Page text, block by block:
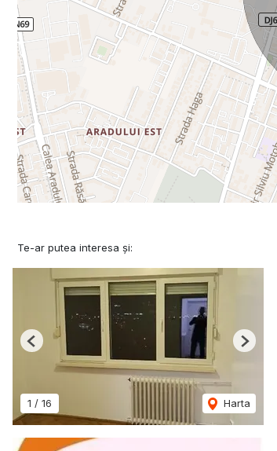
Te-ar putea interesa și:
1 / 16 Harta
Previous Next